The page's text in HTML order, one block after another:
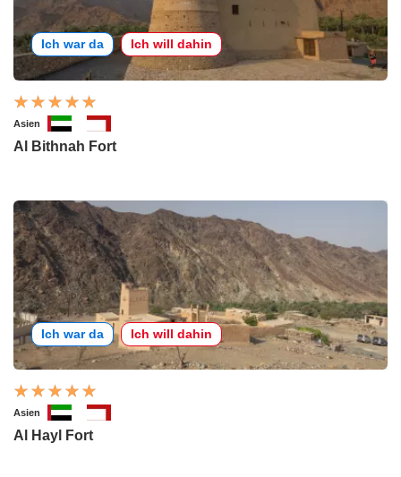
Ich war da Ich will dahin
Asien
Al Bithnah Fort
Ich war da Ich will dahin
Asien
Al Hayl Fort